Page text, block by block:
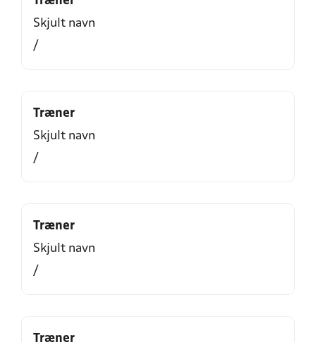
Skjult navn
/
Træner
Skjult navn
/
Træner
Skjult navn
/
Træner